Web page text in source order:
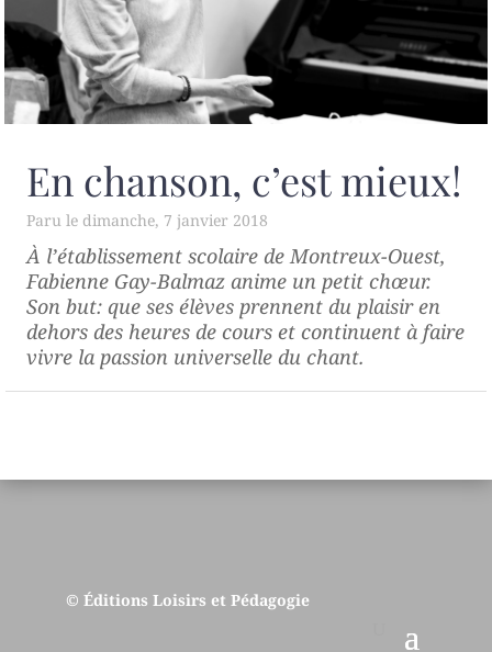
En chanson, c’est mieux!
dimanche, 7 janvier 2018
À l’établissement scolaire de Montreux-Ouest,
Fabienne Gay-Balmaz anime un petit chœur.
Son but: que ses élèves prennent du plaisir en
dehors des heures de cours et continuent à faire
vivre la passion universelle du chant.
© Éditions Loisirs et Pédagogie